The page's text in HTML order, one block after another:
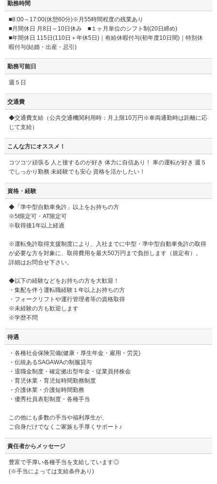
勤務時間
■8:00～17:00(休憩60分)※月55時間程度の残業あり
■月間休日 月8日～10日休み ■１ヶ月単位のシフト制(20日締め)
■年間休日 115日(110日＋年休5日)｜有給休暇付与(初年度10日間)｜特別休
暇付与(結婚・出産・忌引)
勤務可能日
週５日
交通費
◆交通費支給（公共交通機関利用時：月上限10万円※車両通勤時は距離に応
じて支給）
こんな方にオススメ！
コツコツ頑張る 人と接するのが好き 体力に自信あり！ 車の運転が好き 週５
でしっかり勤務 未経験でも安心 資格を活かしたい！
資格・経験
◆「準中型自動車免許」以上をお持ちの方
※5t限定可・AT限定可
※取得後1年以上経過
※運転免許取得支援制度により、入社までに中型・準中型自動車免許の取得
が必要な方を対象に、取得費用を最大50万円まで負担します（規定有）。
詳細はお問合せ下さい。
◆以下の経験などをお持ちの方を大歓迎！
・集配を伴う運転職経験１年以上お持ちの方
・フォークリフトや運行管理者等の資格取得
※未経験の方も歓迎します
※学歴不問
待遇
・各種社会保険完備(健康・厚生年金・雇用・労災)
・伝統あるSAGAWAの制服貸与
・退職金制度・確定拠出型年金・従業員持株会
・育児休業・育児短時間勤務制度
・介護休業・介護短時間勤務
・優秀社員表彰制度・各種手当
この他にも多数の手当や福利厚生が、
ご自身だけでなくご家族も手厚くサポート♪
責任者からメッセージ
豊富で手厚い各種手当を支給しています◎
(※手当によっては支給条件あり)